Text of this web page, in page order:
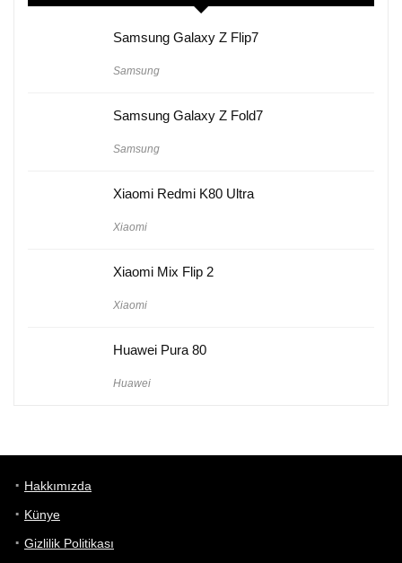
Samsung Galaxy Z Flip7
Samsung
Samsung Galaxy Z Fold7
Samsung
Xiaomi Redmi K80 Ultra
Xiaomi
Xiaomi Mix Flip 2
Xiaomi
Huawei Pura 80
Huawei
Hakkımızda
Künye
Gizlilik Politikası